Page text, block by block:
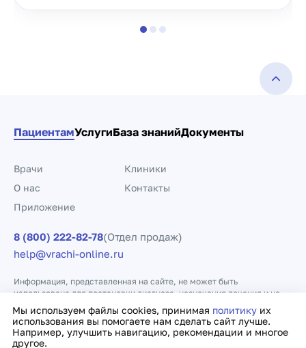
Мы используем файлы cookies, принимая политику их
использования вы помогаете нам сделать сайт лучше.
Например, улучшить навигацию, рекомендации и многое
другое.
ПациентамУслугиБаза знанийДокументы
Врачи
Клиники
О нас
Контакты
Приложение
8 (800) 222-82-78(Отдел продаж)
help@vrachi-online.ru
Информация, представленная на сайте, не может быть
использована для постановки диагноза, назначения лечения и не
заменяет прием врача.
Политика конфиденциальности Договор оферты